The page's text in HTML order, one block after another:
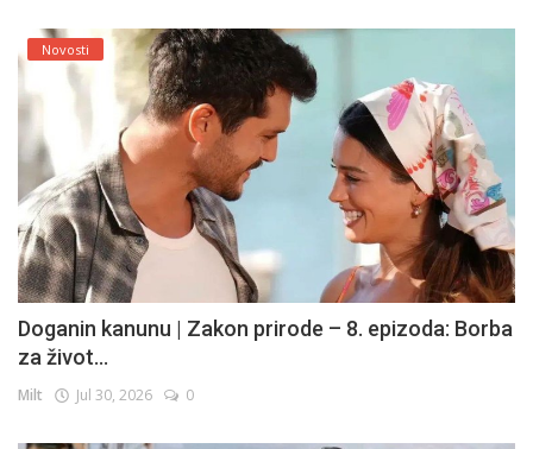
Novosti
Doganin kanunu | Zakon prirode – 8. epizoda: Borba
za život...
Milt Jul 30, 2026 0